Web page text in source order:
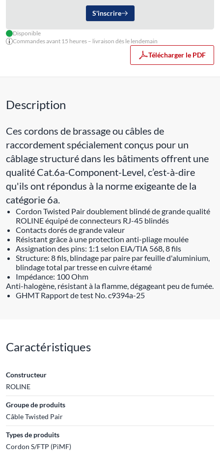
S'inscrire
Disponible
Commandes avant 15 heures – livraison dès le lendemain
Télécharger le PDF
Description
Ces cordons de brassage ou câbles de
raccordement spécialement conçus pour un
câblage structuré dans les bâtiments offrent une
qualité Cat.6a-Component-Level, c’est-à-dire
qu'ils ont répondus à la norme exigeante de la
catégorie 6a.
Cordon Twisted Pair doublement blindé de grande qualité
ROLINE équipé de connecteurs RJ-45 blindés
Contacts dorés de grande valeur
Résistant grâce à une protection anti-pliage moulée
Assignation des pins: 1:1 selon EIA/TIA 568, 8 fils
Structure: 8 fils, blindage par paire par feuille d'aluminium,
blindage total par tresse en cuivre étamé
Impédance: 100 Ohm
Anti-halogène, résistant à la flamme, dégageant peu de fumée.
GHMT Rapport de test No. c9394a-25
Caractéristiques
Constructeur
ROLINE
Groupe de produits
Câble Twisted Pair
Types de produits
Cordon S/FTP (PiMF)